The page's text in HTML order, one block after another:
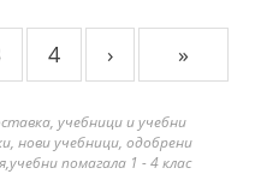
4 › »
учебници и учебни
нови учебници, одобрени
помагала 1 - 4 клас